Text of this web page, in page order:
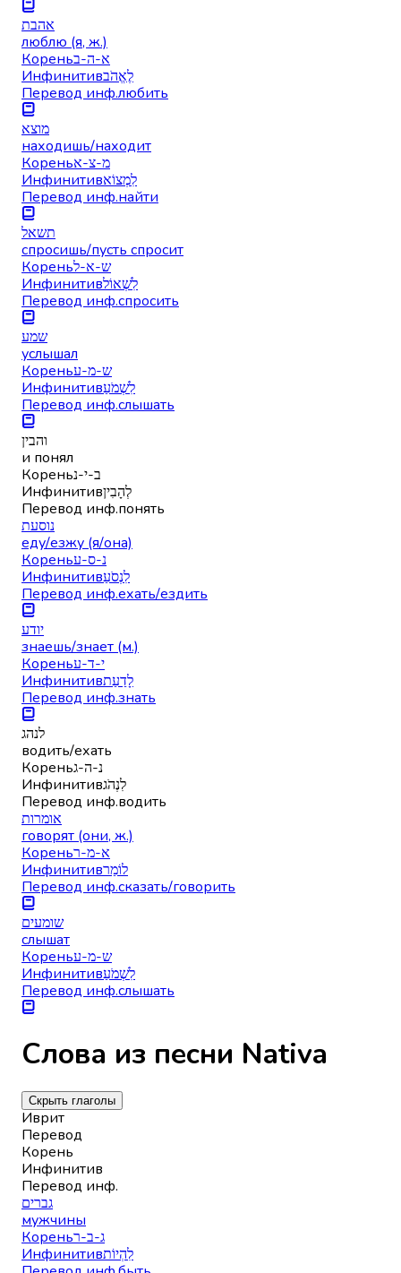
אהבת
люблю (я, ж.)
Кореньא-ה-ב
Инфинитивלֶאֱהֹב
Перевод инф.любить
מוצא
находишь/находит
Кореньמ-צ-א
Инфинитивלִמְצוֹא
Перевод инф.найти
תשאל
спросишь/пусть спросит
Кореньש-א-ל
Инфинитивלִשְׁאוֹל
Перевод инф.спросить
שמע
услышал
Кореньש-מ-ע
Инфинитивלִשְׁמֹעַ
Перевод инф.слышать
והבין
и понял
Кореньב-י-נ
Инфинитивלְהָבִין
Перевод инф.понять
נוסעת
еду/езжу (я/она)
Кореньנ-ס-ע
Инфинитивלִנְסֹעַ
Перевод инф.ехать/ездить
יודע
знаешь/знает (м.)
Кореньי-ד-ע
Инфинитивלָדַעַת
Перевод инф.знать
לנהג
водить/ехать
Кореньנ-ה-ג
Инфинитивלִנְהֹג
Перевод инф.водить
אומרות
говорят (они, ж.)
Кореньא-מ-ר
Инфинитивלוֹמַר
Перевод инф.сказать/говорить
שומעים
слышат
Кореньש-מ-ע
Инфинитивלִשְׁמֹעַ
Перевод инф.слышать
Слова из песни Nativa
Скрыть глаголы
Иврит
Перевод
Корень
Инфинитив
Перевод инф.
גברים
мужчины
Кореньג-ב-ר
Инфинитивלִהְיוֹת